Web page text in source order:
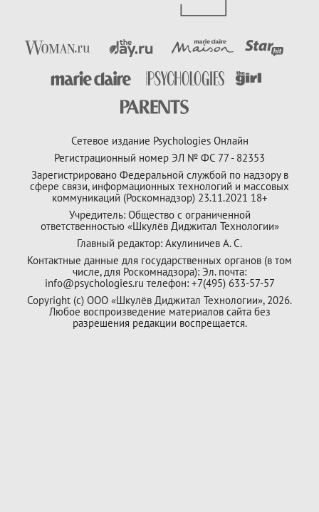
Сетевое издание Psychologies Онлайн
Регистрационный номер ЭЛ № ФС 77 - 82353
Зарегистрировано Федеральной службой по надзору в
сфере связи, информационных технологий и массовых
коммуникаций (Роскомнадзор) 23.11.2021 18+
Учредитель: Общество с ограниченной
ответственностью «Шкулёв Диджитал Технологии»
Главный редактор: Акулиничев А. С.
Контактные данные для государственных органов (в том
числе, для Роскомнадзора): Эл. почта:
info@psychologies.ru телефон: +7(495) 633-57-57
Copyright (с) ООО «Шкулёв Диджитал Технологии», 2026.
Любое воспроизведение материалов сайта без
разрешения редакции воспрещается.